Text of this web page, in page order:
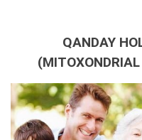
QANDAY